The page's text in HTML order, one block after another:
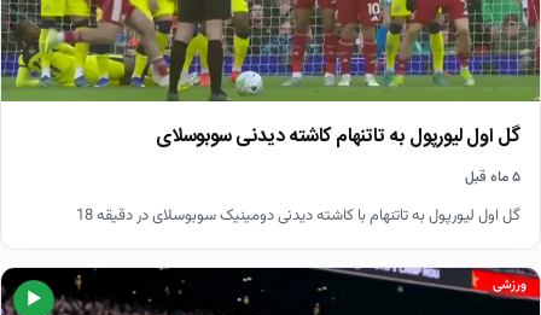
گل اول لیورپول به تاتنهام کاشته دیدنی سوبوسلای
۵ ماه قبل
گل اول لیورپول به تاتنهام با کاشته دیدنی دومینیک سوبوسلای در دقیقه 18
▶
ورزشی